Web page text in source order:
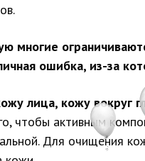
многие
ошибка, из-за
лица, кожу вокруг
чтобы активным
Для очищения